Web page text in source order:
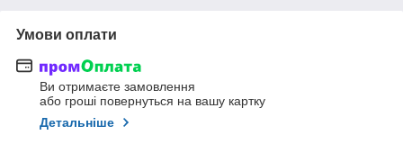
Умови оплати
Ви отримаєте замовлення
або гроші повернуться на вашу картку
Детальніше